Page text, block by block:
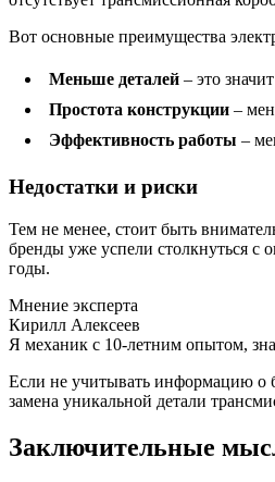
Вот основные преимущества
Меньше деталей – это
Простота конструкции –
Эффективность работы –
Недостатки и риски
Тем не менее, стоит быть
бренды уже успели столкнуться
годы.
Мнение эксперта
Кирилл Алексеев
Я механик с 10-летним опытом,
Если не учитывать информацию о
замена уникальной детали
Заключительные